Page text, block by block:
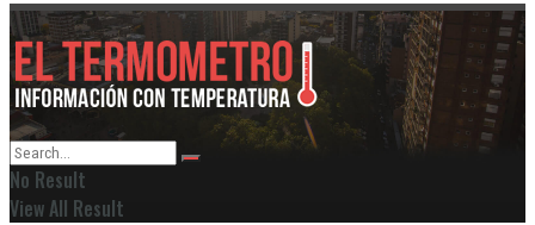
No Result
View All Result